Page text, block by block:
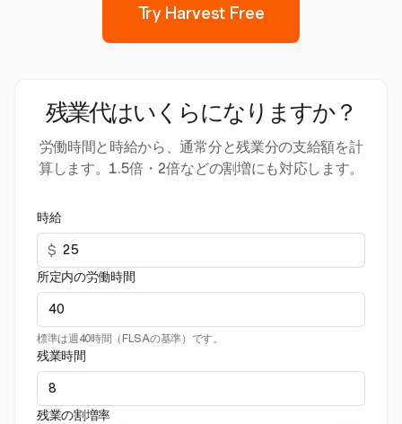
Try Harvest Free
残業代はいくらになりますか？
労働時間と時給から、通常分と残業分の支給額を計
算します。1.5倍・2倍などの割増にも対応します。
時給
$
所定内の労働時間
標準は週40時間（FLSAの基準）です。
残業時間
残業の割増率